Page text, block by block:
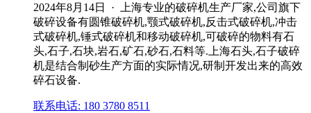
2024年8月14日 · 上海专业的破碎机生产厂家,公司旗下
破碎设备有圆锥破碎机,颚式破碎机,反击式破碎机,冲击
式破碎机,锤式破碎机和移动破碎机,可破碎的物料有石
头,石子,石块,岩石,矿石,砂石,石料等.上海石头,石子破碎
机是结合制砂生产方面的实际情况,研制开发出来的高效
碎石设备.
联系电话: 180 3780 8511